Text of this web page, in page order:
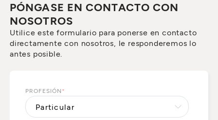
PÓNGASE EN CONTACTO CON
NOSOTROS
Utilice este formulario para ponerse en contacto
directamente con nosotros, le responderemos lo
antes posible.
PROFESIÓN *